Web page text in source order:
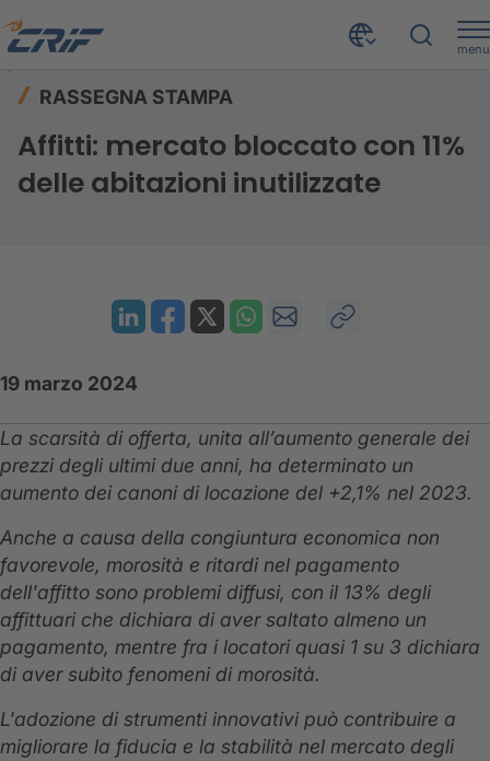
menu
RASSEGNA STAMPA
Affitti: mercato bloccato con 11%
delle abitazioni inutilizzate
19 marzo 2024
La scarsità di offerta, unita all’aumento generale dei
prezzi degli ultimi due anni, ha determinato un
aumento dei canoni di locazione del +2,1% nel 2023.
Anche a causa della congiuntura economica non
favorevole, morosità e ritardi nel pagamento
dell'affitto sono problemi diffusi, con il 13% degli
affittuari che dichiara di aver saltato almeno un
pagamento, mentre fra i locatori quasi 1 su 3 dichiara
di aver subìto fenomeni di morosità.
L'adozione di strumenti innovativi può contribuire a
migliorare la fiducia e la stabilità nel mercato degli